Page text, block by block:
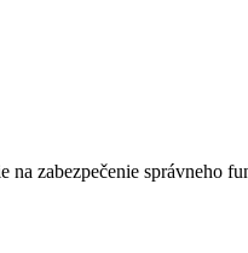
zabezpečenie správneho